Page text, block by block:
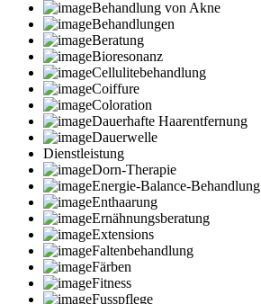
Behandlung von Akne
Behandlungen
Beratung
Bioresonanz
Cellulitebehandlung
Coiffure
Coloration
Dauerhafte Haarentfernung
Dauerwelle
Dienstleistung
Dorn-Therapie
Energie-Balance-Behandlung
Enthaarung
Ernähnungsberatung
Extensions
Faltenbehandlung
Färben
Fitness
Fusspflege